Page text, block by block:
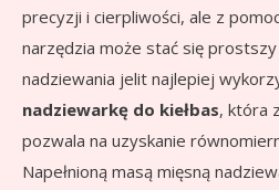
precyzji i cierpliwości, ale z
narzędzia może stać się
nadziewania jelit najlepiej
nadziewarkę do kiełbas, która
pozwala na uzyskanie
Napełnioną masą mięsną